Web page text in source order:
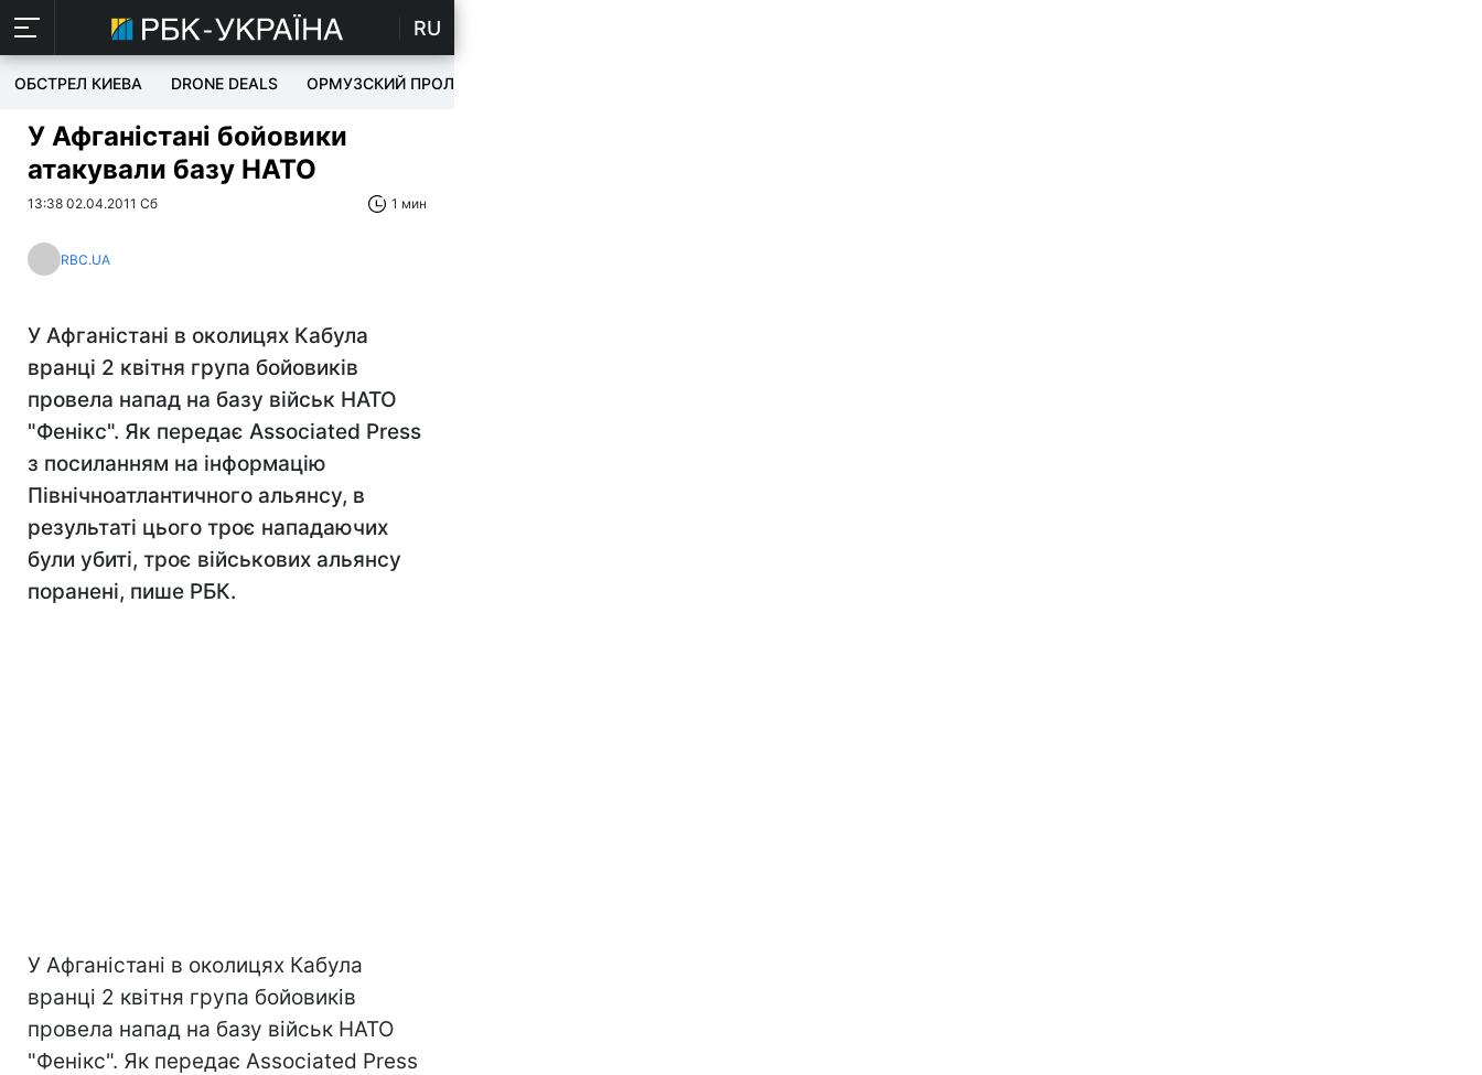
RU
ОБСТРЕЛ КИЕВА DRONE DEALS ОРМУЗСКИЙ ПРОЛИВ
У Афганістані бойовики
атакували базу НАТО
13:38 02.04.2011 Сб 1 мин
RBC.UA
У Афганістані в околицях Кабула
вранці 2 квітня група бойовиків
провела напад на базу військ НАТО
"Фенікс". Як передає Associated Press
з посиланням на інформацію
Північноатлантичного альянсу, в
результаті цього троє нападаючих
були убиті, троє військових альянсу
поранені, пише РБК.
У Афганістані в околицях Кабула
вранці 2 квітня група бойовиків
провела напад на базу військ НАТО
"Фенікс". Як передає Associated Press